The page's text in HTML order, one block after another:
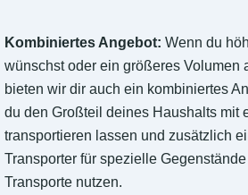
Kombiniertes Angebot: Wenn du
wünschst oder ein größeres Volumen
bieten wir dir auch ein kombiniertes
du den Großteil deines Haushalts mit
transportieren lassen und zusätzlich
Transporter für spezielle
Transporte nutzen.